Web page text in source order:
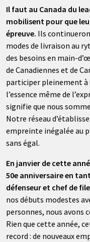
Il faut au Canada du
mobilisent pour que
épreuve. Ils
modes de livraison au
des besoins en main-
de Canadiennes et de
participer pleinement à
l’essence même de
signifie que nous
Notre réseau
empreinte inégalée au
sans égal.
En janvier de cette
50e anniversaire en
défenseur et chef de
nos débuts modestes
personnes, nous avons
Rien que cette année,
record : de nouveaux